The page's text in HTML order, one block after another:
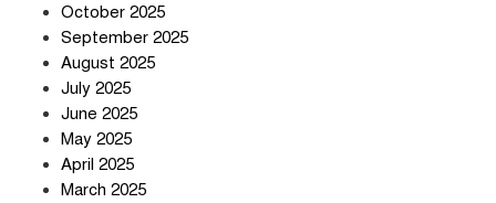
October 2025
September 2025
August 2025
July 2025
June 2025
May 2025
April 2025
March 2025